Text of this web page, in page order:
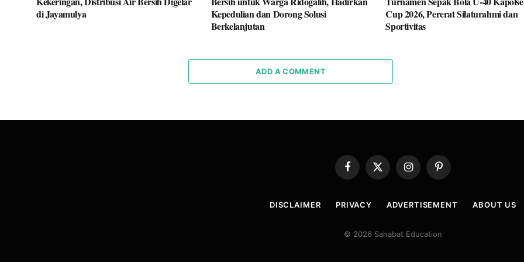
di Jayamulya
Kepedulian dan Dorong Solusi
Berkelanjutan
Cup 2026, Pererat Silaturahmi dan
Sportivitas
ADD A COMMENT
Facebook
X
(Twitter)
InstagramPinterest
DISCLAIMER PRIVACY ADVERTISEMENT ABOUT US
© 2026 Sahabat Education